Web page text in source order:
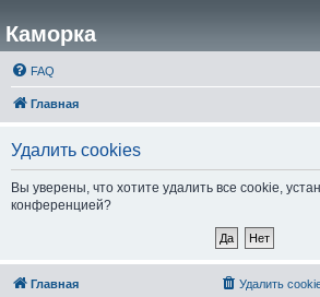
Каморка
FAQ
Главная
Удалить cookies
Вы уверены, что хотите удалить все cookie,
конференцией?
Главная Удалить